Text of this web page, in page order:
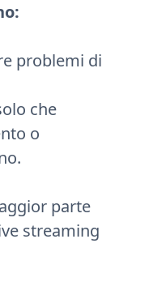
problemi di
che
o
parte
streaming